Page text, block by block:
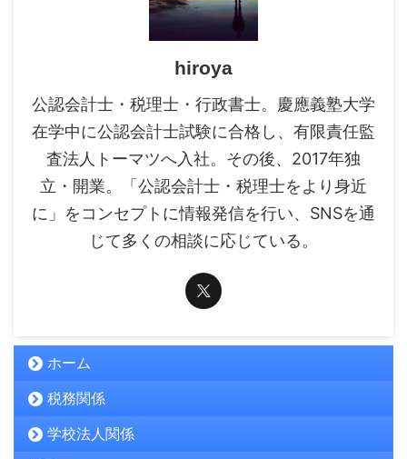
hiroya
公認会計士・税理士・行政書士。慶應義塾大学
在学中に公認会計士試験に合格し、有限責任監
査法人トーマツへ入社。その後、2017年独
立・開業。「公認会計士・税理士をより身近
に」をコンセプトに情報発信を行い、SNSを通
じて多くの相談に応じている。
ホーム
税務関係
学校法人関係